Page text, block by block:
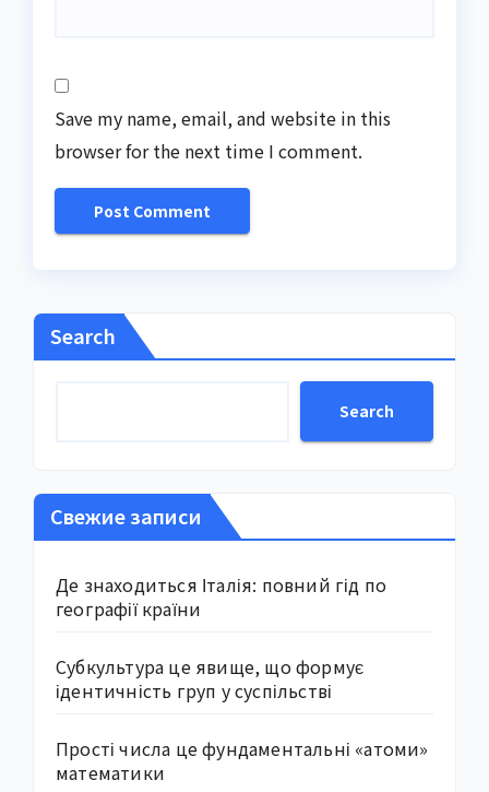
Save my name, email, and website in this
browser for the next time I comment.
Search
Search
Свежие записи
Де знаходиться Італія: повний гід по
географії країни
Субкультура це явище, що формує
ідентичність груп у суспільстві
Прості числа це фундаментальні «атоми»
математики